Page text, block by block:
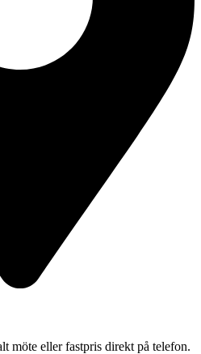
möte eller fastpris direkt på telefon.